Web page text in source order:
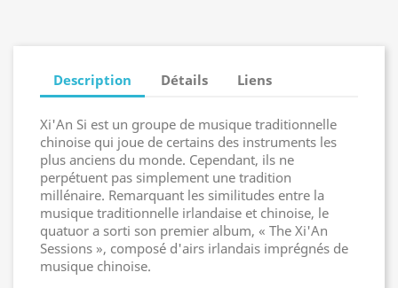
Description Détails Liens
Xi'An Si est un groupe de musique traditionnelle
chinoise qui joue de certains des instruments les
plus anciens du monde. Cependant, ils ne
perpétuent pas simplement une tradition
millénaire. Remarquant les similitudes entre la
musique traditionnelle irlandaise et chinoise, le
quatuor a sorti son premier album, « The Xi'An
Sessions », composé d'airs irlandais imprégnés de
musique chinoise.